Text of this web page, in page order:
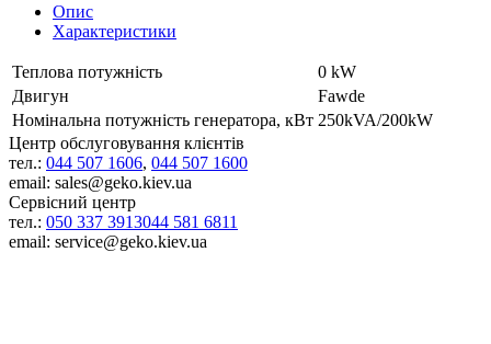
Опис
Характеристики
Теплова потужність
0 kW
Двигун
Fawde
Номінальна потужність генератора, кВт 250kVA/200kW
Центр обслуговування клієнтів
тел.: 044 507 1606, 044 507 1600
email: sales@geko.kiev.ua
Сервісний центр
тел.: 050 337 3913044 581 6811
email: service@geko.kiev.ua